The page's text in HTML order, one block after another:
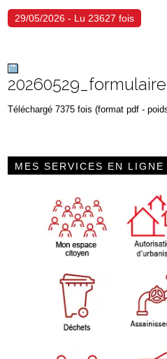
29/05/2026 - Lu 23627 fois
Téléchargé 7375 fois (format pdf -
MES SERVICES EN LIGNE